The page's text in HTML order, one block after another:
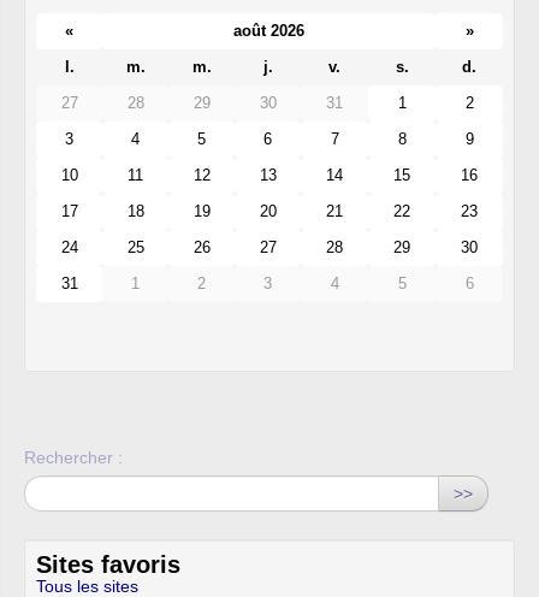
« août 2026
»
l.
m. m. j. v. s.
d.
27
28 29 30 31 1
2
3
4 5 6 7 8
9
10
11 12 13 14 15
16
17
18 19 20 21 22
23
24
25 26 27 28 29
30
31
1 2 3 4 5 6
Rechercher :
>>
Sites favoris
Tous les sites